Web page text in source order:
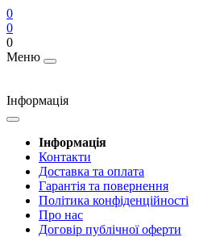
0
0
0
Меню
Інформація
Інформація
Контакти
Доставка та оплата
Гарантія та повернення
Політика конфіденційності
Про нас
Договір публічної оферти